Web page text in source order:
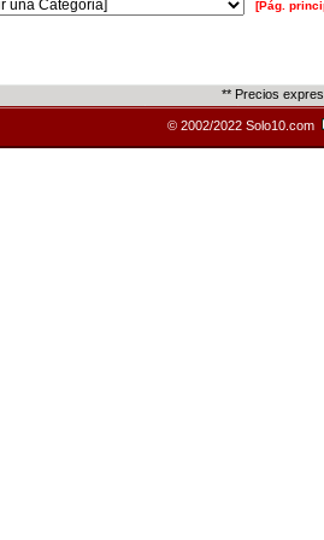
[Pág.
** Precios
© 2002/2022 Solo10.com